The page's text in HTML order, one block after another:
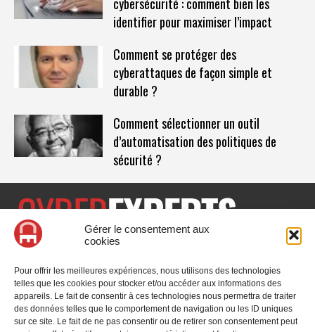
Gérer le consentement aux
cookies
Pour offrir les meilleures expériences, nous utilisons des technologies
telles que les cookies pour stocker et/ou accéder aux informations des
appareils. Le fait de consentir à ces technologies nous permettra de traiter
des données telles que le comportement de navigation ou les ID uniques
sur ce site. Le fait de ne pas consentir ou de retirer son consentement peut
identifier pour maximiser l’impact
Comment se protéger des
cyberattaques de façon simple et
durable ?
Comment sélectionner un outil
d’automatisation des politiques de
sécurité ?
CyberExperts.tech est un média dédié à la sécurité informatique
l'actualité, des retours d'utilisateurs, des évènements, des livres
blancs et les nominations du secteur. Retrouvez toutes les
informations sur les innovations en cybersécurité.